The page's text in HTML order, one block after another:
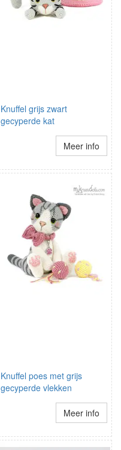
Knuffel grijs zwart
gecyperde kat
Meer info
Knuffel poes met grijs
gecyperde vlekken
Meer info